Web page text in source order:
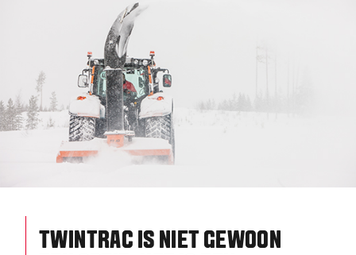
TWINTRAC IS NIET GEWOON